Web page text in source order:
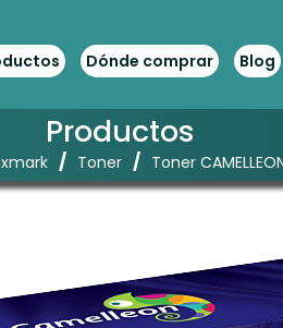
Dónde comprar Blog
Productos
/ Toner / Toner